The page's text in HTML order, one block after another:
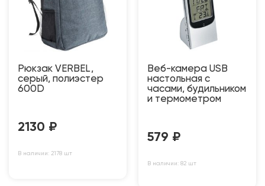
Рюкзак VERBEL,
серый, полиэстер
600D
2130 ₽
В наличии: 2178 шт
Веб-камера USB
настольная с
часами, будильником
и термометром
579 ₽
В наличии: 82 шт